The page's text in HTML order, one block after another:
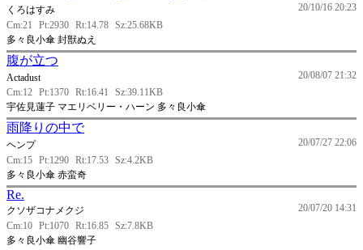
20/10/16 20:23
くろはすみ
Cm:21
Pt:2930 Rt:14.78 Sz:25.68KB
多々良小傘 封獣ぬえ
腹が立つ
20/08/07 21:32
Actadust
Cm:12 Pt:1370 Rt:16.41
Sz:39.11KB
宇佐見蓮子 マエリベリー・ハーン 多々良小傘
雨降りの中で
20/07/27 22:06
ヘンプ
Cm:15 Pt:1290 Rt:17.53 Sz:4.2KB
多々良小傘 赤蛮奇
Re.
20/07/20 14:31
クソザコナメクジ
Cm:10 Pt:1070 Rt:16.85 Sz:7.8KB
多々良小傘 幽谷響子